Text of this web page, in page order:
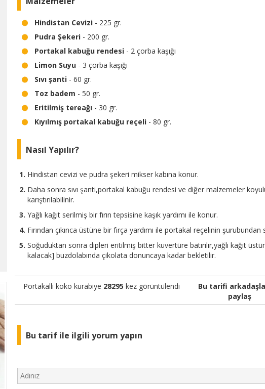
Hindistan Cevizi - 225 gr.
Pudra Şekeri - 200 gr.
Portakal kabuğu rendesi - 2 çorba kaşığı
Limon Suyu - 3 çorba kaşığı
Sıvı şanti - 60 gr.
Toz badem - 50 gr.
Eritilmiş tereağı - 30 gr.
Kıyılmış portakal kabuğu reçeli - 80 gr.
Nasıl Yapılır?
Hindistan cevizi ve pudra şekeri mikser kabına konur.
Daha sonra sıvı şanti,portakal kabuğu rendesi ve diğer malzemeler
karıştırılabilinir.
Yağlı kağıt serilmiş bir fırın tepsisine kaşık yardımı ile konur.
Fırından çıkınca üstüne bir fırça yardımı ile portakal reçelinin şurubundan
Soğuduktan sonra dipleri eritilmiş bitter kuvertüre batırılır,yağlı kağıt
kalacak] buzdolabında çikolata donuncaya kadar bekletilir.
Portakallı koko kurabiye 28295 kez görüntülendi
Bu tarifi
paylaş
Bu tarif ile ilgili yorum yapın